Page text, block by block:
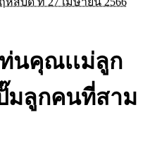
นคุณเเม่ลูก
มลูกคนที่สาม